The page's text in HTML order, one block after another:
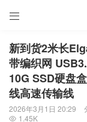

新到货2米长
带编织网
10G SSD硬盘
线高速传输线
2026年3月1日 20:29
 1.45K